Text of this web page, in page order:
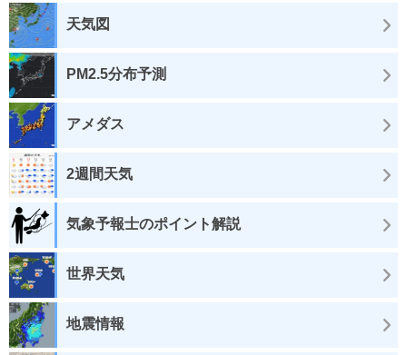
天気図
PM2.5分布予測
アメダス
2週間天気
気象予報士のポイント解説
世界天気
地震情報